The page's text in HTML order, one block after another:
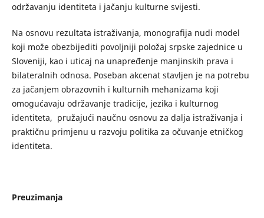
održavanju identiteta i jačanju kulturne svijesti.
Na osnovu rezultata istraživanja, monografija nudi model
koji može obezbijediti povoljniji položaj srpske zajednice u
Sloveniji, kao i uticaj na unapređenje manjinskih prava i
bilateralnih odnosa. Poseban akcenat stavljen je na potrebu
za jačanjem obrazovnih i kulturnih mehanizama koji
omogućavaju održavanje tradicije, jezika i kulturnog
identiteta, pružajući naučnu osnovu za dalja istraživanja i
praktičnu primjenu u razvoju politika za očuvanje etničkog
identiteta.
Preuzimanja